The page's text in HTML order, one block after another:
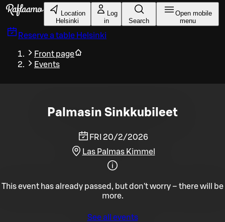
Skip to main content
Location
Helsinki
Log
in
Search
Open mobile
menu
Reserve a table Helsinki
Front page
Events
Palmasin Sinkkubileet
FRI 20/2/2026
Las Palmas Kimmel
This event has already passed, but don't worry – there will be
more.
See all events